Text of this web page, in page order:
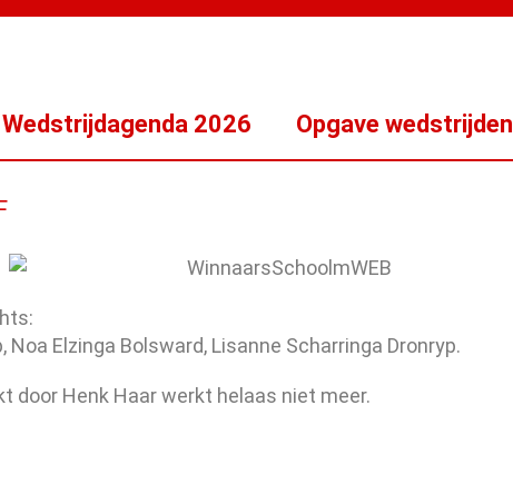
Wedstrijdagenda 2026 Opgave wedstrijden
Noa Elzinga Bolsward, Lisanne Scharringa Dronryp.
door Henk Haar werkt helaas niet meer.